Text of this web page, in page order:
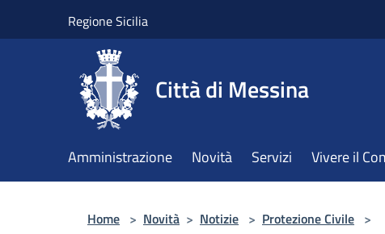
Regione Sicilia
Città di Messina
Amministrazione Novità Servizi Vivere il
Home > Novità > Notizie > Protezione Civile >